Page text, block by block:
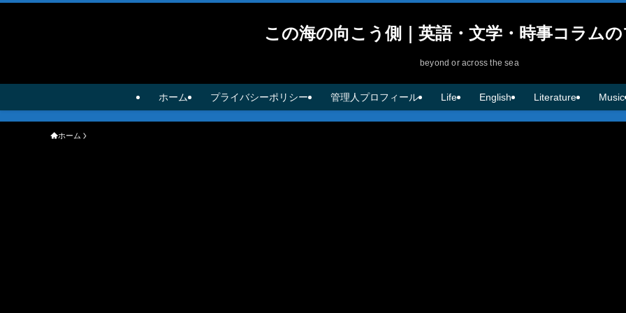
この海の向こう側｜英語・文学・時事コラム
beyond or across the sea
ホーム プライバシーポリシー 管理人プロフィール Life English Literature Music
ホーム